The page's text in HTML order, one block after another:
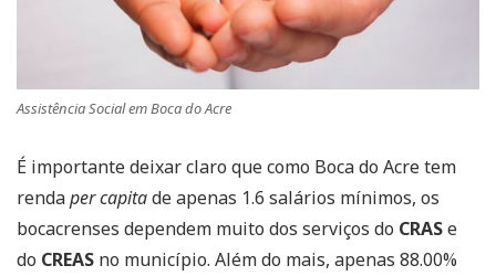
Assistência Social em Boca do Acre
É importante deixar claro que como Boca do Acre tem
rendaper capitade apenas 1.6 salários mínimos, os
bocacrenses dependem muito dos serviços do CRASe
do CREAS no município. Além do mais, apenas 88.00%